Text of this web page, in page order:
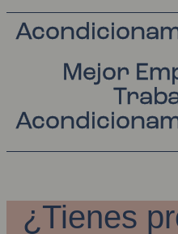
Mejor
¿Tienes